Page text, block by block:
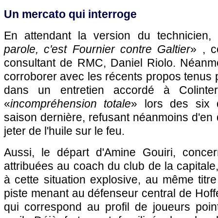
Un mercato qui interroge
En attendant la version du technicien,
parole, c'est Fournier contre Galtier» ,
consultant de RMC, Daniel Riolo.
corroborer avec les récents propos tenus
dans un entretien accordé à
«incompréhension totale» lors des six
saison dernière, refusant néanmoins
jeter de l'huile sur le feu.
Aussi, le départ d'Amine Gouiri,
attribuées au coach du club de la
à cette situation explosive, au même
piste menant au défenseur central de
qui correspond au profil de joueurs